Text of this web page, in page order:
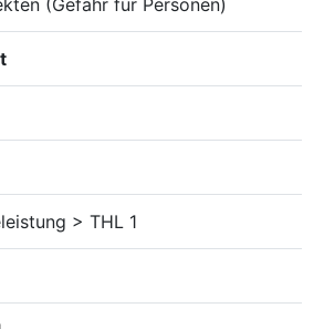
(Gefahr für Personen)
> THL 1